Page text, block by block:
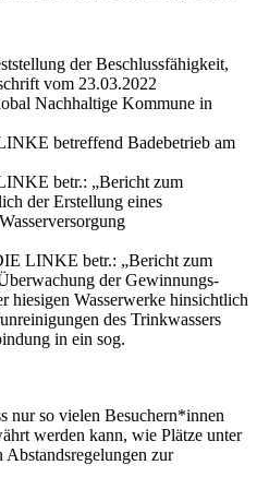
der Beschlussfähigkeit,
vom 23.03.2022
Nachhaltige Kommune in
betreffend Badebetrieb am
betr.: „Bericht zum
der Erstellung eines
LINKE betr.: „Bericht zum
der Gewinnungs-
hiesigen Wasserwerke hinsichtlich
des Trinkwassers
in ein sog.
nur so vielen Besuchern*innen
werden kann, wie Plätze unter
Abstandsregelungen zur